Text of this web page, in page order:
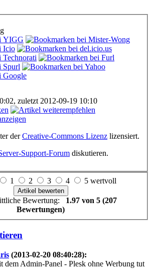
zuletzt 2012-09-19 10:10
derCreative-Commons Lizenz lizensiert.
Support-Forum diskutieren.
1 2 3 4 5 wertvoll
Bewertung: 1.97 von 5 (207
Bewertungen)
(2013-02-20 08:40:28):
dem Admin-Panel - Plesk ohne Werbung tut